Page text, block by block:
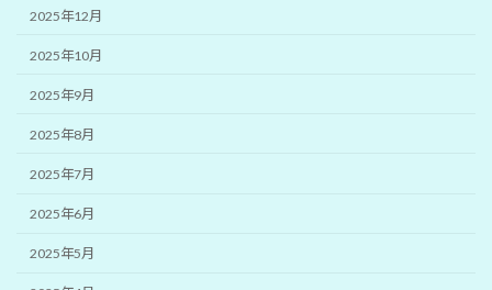
2025年12月
2025年10月
2025年9月
2025年8月
2025年7月
2025年6月
2025年5月